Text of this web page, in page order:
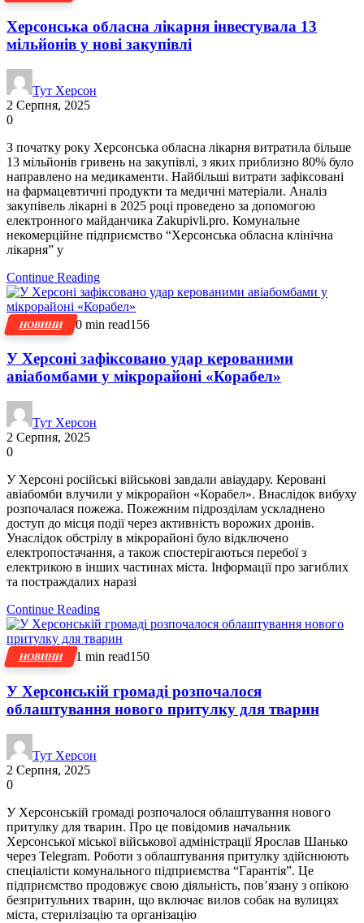
Херсонська обласна лікарня інвестувала 13
мільйонів у нові закупівлі
Тут Херсон
2 Серпня, 2025
0
З початку року Херсонська обласна лікарня витратила більше
13 мільйонів гривень на закупівлі, з яких приблизно 80% було
направлено на медикаменти. Найбільші витрати зафіксовані
на фармацевтичні продукти та медичні матеріали. Аналіз
закупівель лікарні в 2025 році проведено за допомогою
електронного майданчика Zakupivli.pro. Комунальне
некомерційне підприємство “Херсонська обласна клінічна
лікарня” у
Continue Reading
НОВИНИ 0 min read156
У Херсоні зафіксовано удар керованими
авіабомбами у мікрорайоні «Корабел»
Тут Херсон
2 Серпня, 2025
0
У Херсоні російські військові завдали авіаудару. Керовані
авіабомби влучили у мікрорайон «Корабел». Внаслідок вибуху
розпочалася пожежа. Пожежним підрозділам ускладнено
доступ до місця події через активність ворожих дронів.
Унаслідок обстрілу в мікрорайоні було відключено
електропостачання, а також спостерігаються перебої з
електрикою в інших частинах міста. Інформації про загиблих
та постраждалих наразі
Continue Reading
НОВИНИ 1 min read150
У Херсонській громаді розпочалося
облаштування нового притулку для тварин
Тут Херсон
2 Серпня, 2025
0
У Херсонській громаді розпочалося облаштування нового
притулку для тварин. Про це повідомив начальник
Херсонської міської військової адміністрації Ярослав Шанько
через Telegram. Роботи з облаштування притулку здійснюють
спеціалісти комунального підприємства “Гарантія”. Це
підприємство продовжує свою діяльність, пов’язану з опікою
безпритульних тварин, що включає вилов собак на вулицях
міста, стерилізацію та організацію